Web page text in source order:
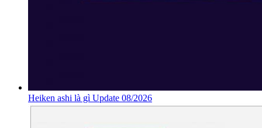
Heiken ashi là gì Update 08/2026